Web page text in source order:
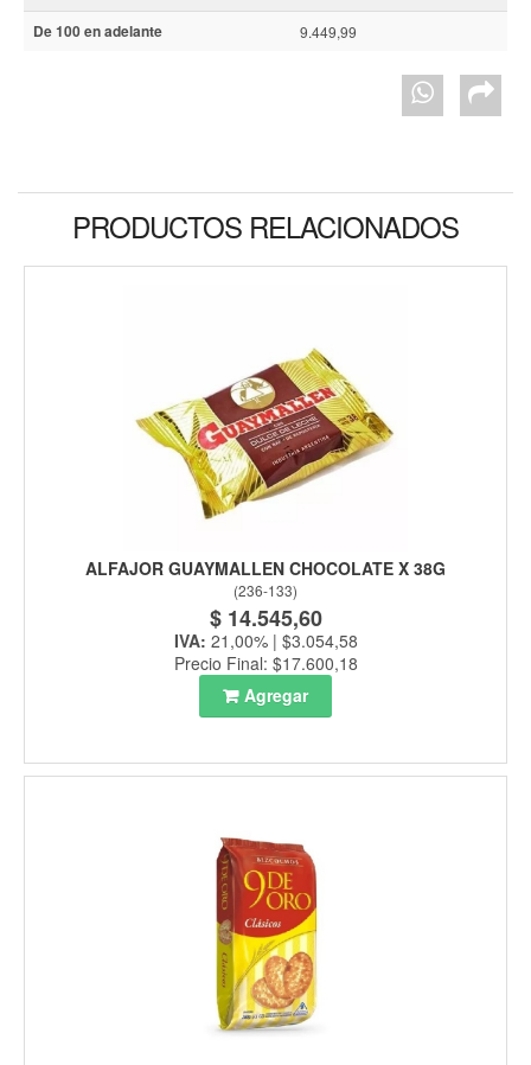
De 100 en adelante 9.449,99
PRODUCTOS RELACIONADOS
ALFAJOR GUAYMALLEN CHOCOLATE X 38G
(236-133)
$ 14.545,60
IVA: 21,00% | $3.054,58
Precio Final: $17.600,18
Agregar